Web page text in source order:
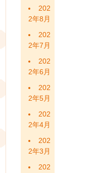
202
2年8月
202
2年7月
202
2年6月
202
2年5月
202
2年4月
202
2年3月
202